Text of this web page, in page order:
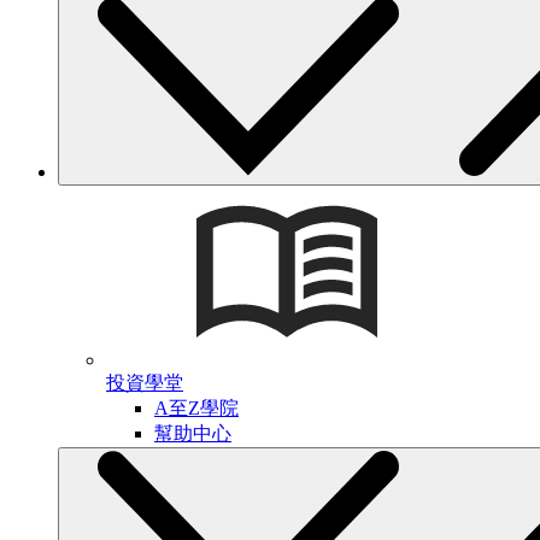
投資學堂
A至Z學院
幫助中心